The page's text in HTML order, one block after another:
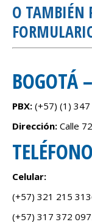
O TAMBIÉN
BOGOTÁ
PBX: (+57) (1)
Dirección: Calle
Celular:
(+57) 321 215
(+57) 317 372